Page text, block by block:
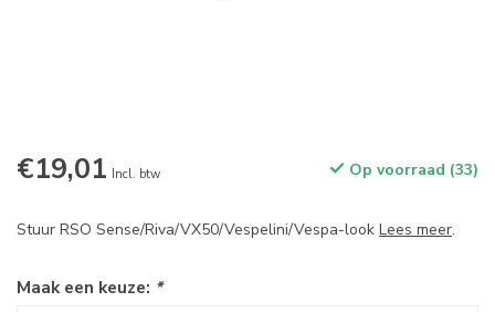
€19,01 Incl. btw Op voorraad (33)
Stuur RSO Sense/Riva/VX50/Vespelini/Vespa-look Lees meer.
Maak een keuze: *